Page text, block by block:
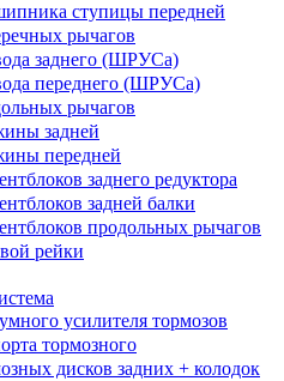
ступицы передней
рычагов
заднего (ШРУСа)
переднего (ШРУСа)
рычагов
задней
передней
заднего редуктора
задней балки
продольных рычагов
рейки
усилителя тормозов
тормозного
дисков задних + колодок